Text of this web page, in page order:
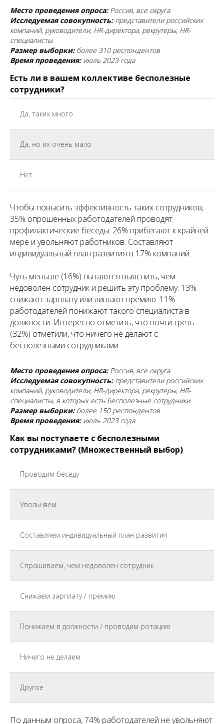
Место проведения опроса: Россия, все округа
Исследуемая совокупность: представители российских
компаний, руководители, HR-директора, рекрутеры, HR-
специалисты
Размер выборки: более 310 респондентов
Время проведения: июль 2023 года
Есть ли в вашем коллективе бесполезные
сотрудники?
Да, таких много
Да, но их очень мало
Нет
Чтобы повысить эффективность таких сотрудников,
35% опрошенных работодателей проводят
профилактические беседы. 26% прибегают к крайней
мере и увольняют работников. Составляют
индивидуальный план развития в 17% компаний.
Чуть меньше (16%) пытаются выяснить, чем
недоволен сотрудник и решить эту проблему. 13%
снижают зарплату или лишают премию. 11%
работодателей понижают такого специалиста в
должности. Интересно отметить, что почти треть
(32%) отметили, что ничего не делают с
бесполезными сотрудниками.
Место проведения опроса: Россия, все округа
Исследуемая совокупность: представители российских
компаний, руководители, HR-директора, рекрутеры, HR-
специалисты, в которых есть бесполезные сотрудники
Размер выборки: более 150 респондентов
Время проведения: июль 2023 года
Как вы поступаете с бесполезными
сотрудниками? (Множественный выбор)
Проводим беседу
Увольняем
Составляем индивидуальный план развития
Спрашиваем, чем недоволен сотрудник
Снижаем зарплату / премию
Понижаем в должности / проводим ротацию
Ничего не делаем
Другое
По данным опроса, 74% работодателей не увольняют